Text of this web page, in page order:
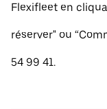
Flexifleet en
réserver" ou
54 99 41.